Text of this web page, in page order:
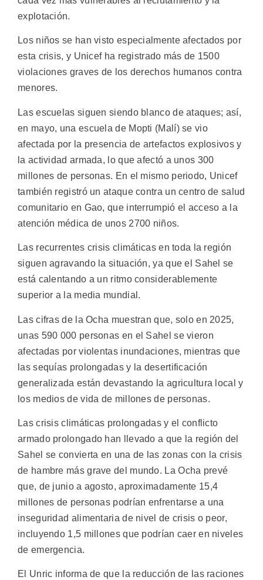
explotación.
Los niños se han visto especialmente afectados por
esta crisis, y Unicef ha registrado más de 1500
violaciones graves de los derechos humanos contra
menores.
Las escuelas siguen siendo blanco de ataques; así,
en mayo, una escuela de Mopti (Malí) se vio
afectada por la presencia de artefactos explosivos y
la actividad armada, lo que afectó a unos 300
millones de personas. En el mismo periodo, Unicef
también registró un ataque contra un centro de salud
comunitario en Gao, que interrumpió el acceso a la
atención médica de unos 2700 niños.
Las recurrentes crisis climáticas en toda la región
siguen agravando la situación, ya que el Sahel se
está calentando a un ritmo considerablemente
superior a la media mundial.
Las cifras de la Ocha muestran que, solo en 2025,
unas 590 000 personas en el Sahel se vieron
afectadas por violentas inundaciones, mientras que
las sequías prolongadas y la desertificación
generalizada están devastando la agricultura local y
los medios de vida de millones de personas.
Las crisis climáticas prolongadas y el conflicto
armado prolongado han llevado a que la región del
Sahel se convierta en una de las zonas con la crisis
de hambre más grave del mundo. La Ocha prevé
que, de junio a agosto, aproximadamente 15,4
millones de personas podrían enfrentarse a una
inseguridad alimentaria de nivel de crisis o peor,
incluyendo 1,5 millones que podrían caer en niveles
de emergencia.
El Unric informa de que la reducción de las raciones